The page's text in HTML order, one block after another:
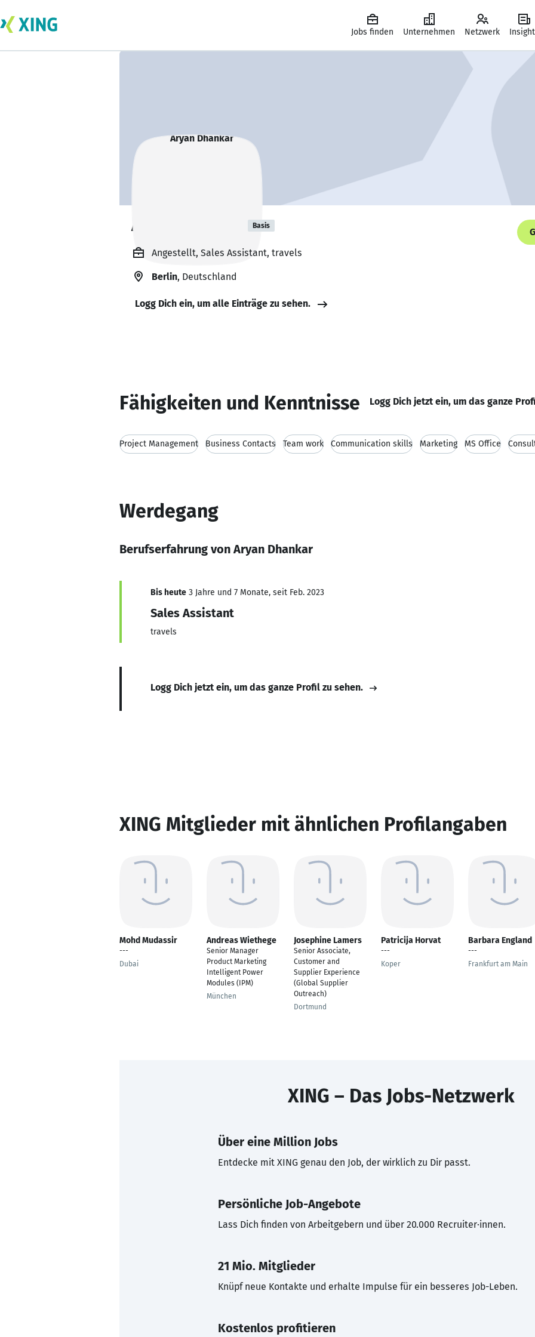
Jobs finden Unternehmen Netzwerk
Aryan Dhankar Basis
Angestellt, Sales Assistant, travels
Berlin, Deutschland
Logg Dich ein, um alle Einträge zu sehen.
Fähigkeiten und Kenntnisse Logg Dich jetzt ein, um das ganze
Project Management Business Contacts Team work Communication skills Marketing MS Office
Werdegang
Berufserfahrung von Aryan Dhankar
Bis heute 3 Jahre und 7 Monate, seit Feb. 2023
Sales Assistant
travels
Logg Dich jetzt ein, um das ganze Profil zu sehen.
XING Mitglieder mit ähnlichen Profilangaben
Mohd Mudassir
---
Dubai
Andreas Wiethege
Senior Manager
Product Marketing
Intelligent Power
Modules (IPM)
München
Josephine Lamers
Senior Associate,
Customer and
Supplier Experience
(Global Supplier
Outreach)
Dortmund
Patricija Horvat
---
Koper
Barbara England
---
Frankfurt am Main
XING – Das Jobs-Netzwerk
Über eine Million Jobs
Entdecke mit XING genau den Job, der wirklich zu Dir passt.
Persönliche Job-Angebote
Lass Dich finden von Arbeitgebern und über 20.000 Recruiter·innen.
21 Mio. Mitglieder
Knüpf neue Kontakte und erhalte Impulse für ein besseres Job-Leben.
Kostenlos profitieren